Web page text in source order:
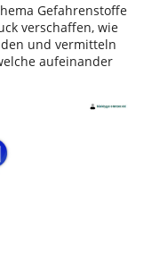
Gefahrenstoffe
verschaffen, wie
und vermitteln
aufeinander